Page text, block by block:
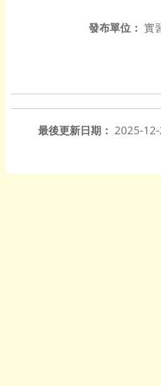
發布單位： 實
最後更新日期： 2025-